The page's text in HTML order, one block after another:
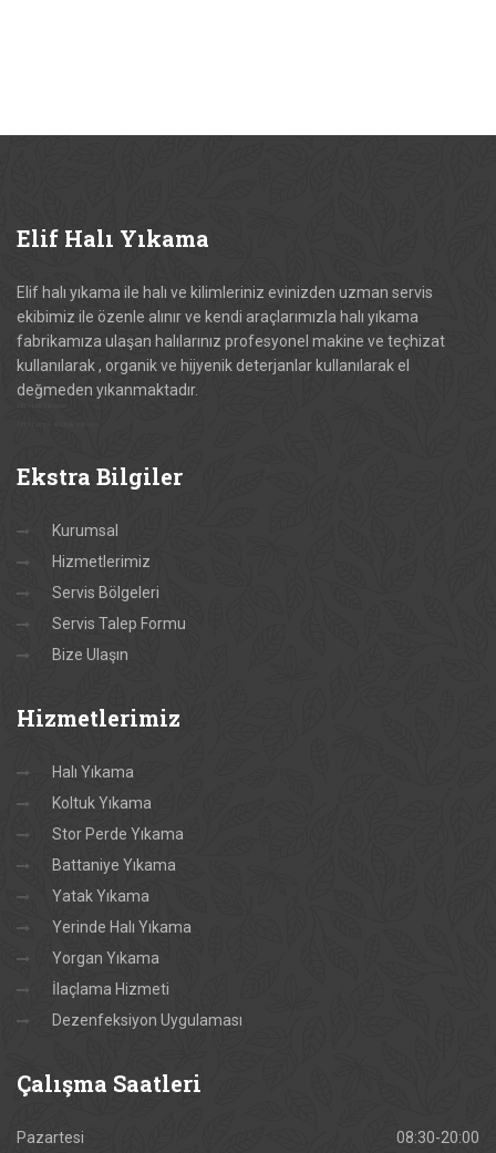
Elif Halı Yıkama
Elif halı yıkama ile halı ve kilimleriniz evinizden uzman servis
ekibimiz ile özenle alınır ve kendi araçlarımızla halı yıkama
fabrikamıza ulaşan halılarınız profesyonel makine ve teçhizat
kullanılarak , organik ve hijyenik deterjanlar kullanılarak el
değmeden yıkanmaktadır.
Ekstra Bilgiler
Kurumsal
Hizmetlerimiz
Servis Bölgeleri
Servis Talep Formu
Bize Ulaşın
Hizmetlerimiz
Halı Yıkama
Koltuk Yıkama
Stor Perde Yıkama
Battaniye Yıkama
Yatak Yıkama
Yerinde Halı Yıkama
Yorgan Yıkama
İlaçlama Hizmeti
Dezenfeksiyon Uygulaması
Çalışma Saatleri
Pazartesi 08:30-20:00